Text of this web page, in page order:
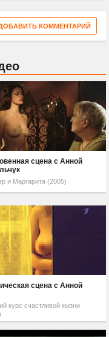
КОММЕНТАРИЙ
сцена с Анной
и Маргарита (2005)
сцена с Анной
курс счастливой жизни